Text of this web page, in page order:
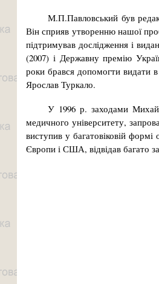
М.П.Павловський був
Він сприяв утворенню нашої
підтримував дослідження і
(2007) і Державну премію
роки брався допомогти видати в
Ярослав Туркало.
У 1996 р. заходами
медичного університету,
виступив у багатовіковій формі
Європи і США, відвідав багато